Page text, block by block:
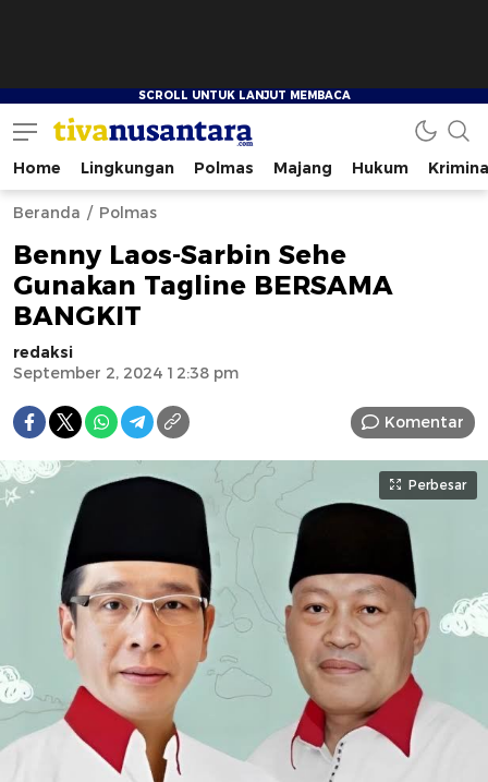
tivanusantara.com
Berita Nusantara
Home Lingkungan Polmas Majang Hukum
Beranda Polmas
Benny Laos-Sarbin Sehe
Gunakan Tagline BERSAMA
BANGKIT
redaksi
September 2, 2024 12:38 pm
Komentar
Perbesar